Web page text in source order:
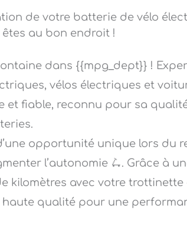
de votre batterie de vélo
au bon endroit !
dans {{mpg_dept}} !
vélos électriques et
et fiable, reconnu pour sa
opportunité unique lors du
l’autonomie 🛴. Grâce à
kilomètres avec votre trottinette
qualité pour une